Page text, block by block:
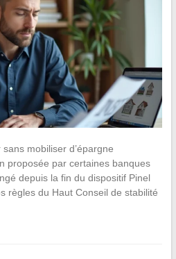
mobiliser d’épargne
proposée par certaines banques
depuis la fin du dispositif Pinel
règles du Haut Conseil de stabilité